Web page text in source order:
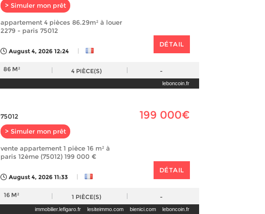
> Simuler mon prêt
appartement 4 pièces 86.29m² à louer
2279 - paris 75012
August 4, 2026 12:24 |
DÉTAIL
86 M² 4 PIÈCE(S) -
leboncoin.fr
75012
> Simuler mon prêt
199 000€
vente appartement 1 pièce 16 m² à
paris 12ème (75012) 199 000 €
August 4, 2026 11:33 |
DÉTAIL
16 M² 1 PIÈCE(S) -
immobilier.lefigaro.fr lesiteimmo.com bienici.com leboncoin.fr